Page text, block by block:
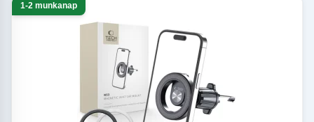
1-2 munkanap